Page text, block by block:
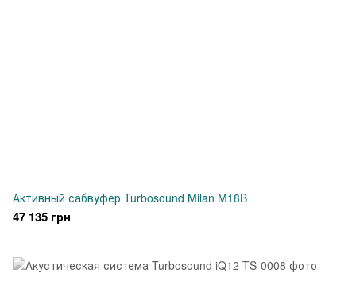
Активный сабвуфер Turbosound Milan M18B
47 135 грн